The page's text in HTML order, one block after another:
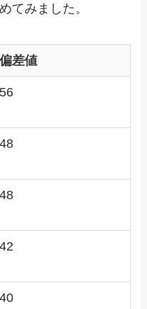
てみました。
偏差値
56
48
48
42
40